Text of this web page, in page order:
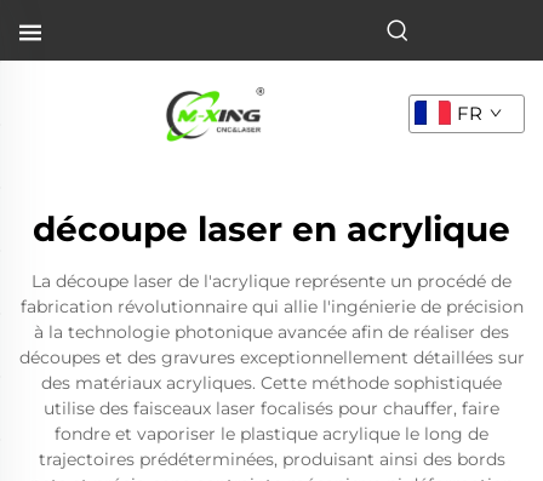
FR
découpe laser en acrylique
La découpe laser de l'acrylique représente un procédé de
fabrication révolutionnaire qui allie l'ingénierie de précision
à la technologie photonique avancée afin de réaliser des
découpes et des gravures exceptionnellement détaillées sur
des matériaux acryliques. Cette méthode sophistiquée
utilise des faisceaux laser focalisés pour chauffer, faire
fondre et vaporiser le plastique acrylique le long de
trajectoires prédéterminées, produisant ainsi des bords